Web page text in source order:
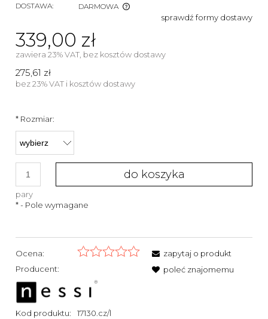
DOSTAWA:
DARMOWA
CENA NIE ZAWIERA EWENTUALNYCH KOSZTÓW
sprawdź formy dostawy
339,00 zł
zawiera 23% VAT, bez kosztów dostawy
275,61 zł
bez 23% VAT i kosztów dostawy
* Rozmiar:
pary
do koszyka
*- Pole wymagane
Ocena:
Producent:
Kod produktu: 17130.cz/l
zapytaj o produkt
poleć znajomemu